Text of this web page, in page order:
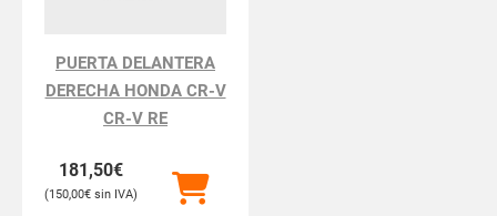
PUERTA DELANTERA
DERECHA HONDA CR-V
CR-V RE
181,50€
150,00€